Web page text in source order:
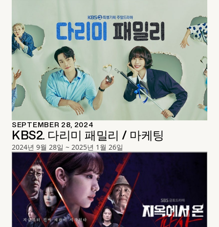
SEPTEMBER 28, 2024
KBS2. 다리미 패밀리 / 마케팅
2024년 9월 28일 ~ 2025년 1월 26일